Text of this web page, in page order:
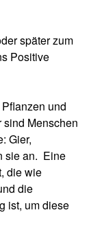
später zum
Positive
und
Menschen
Gier,
sie an. Eine
die wie
die
ist, um diese